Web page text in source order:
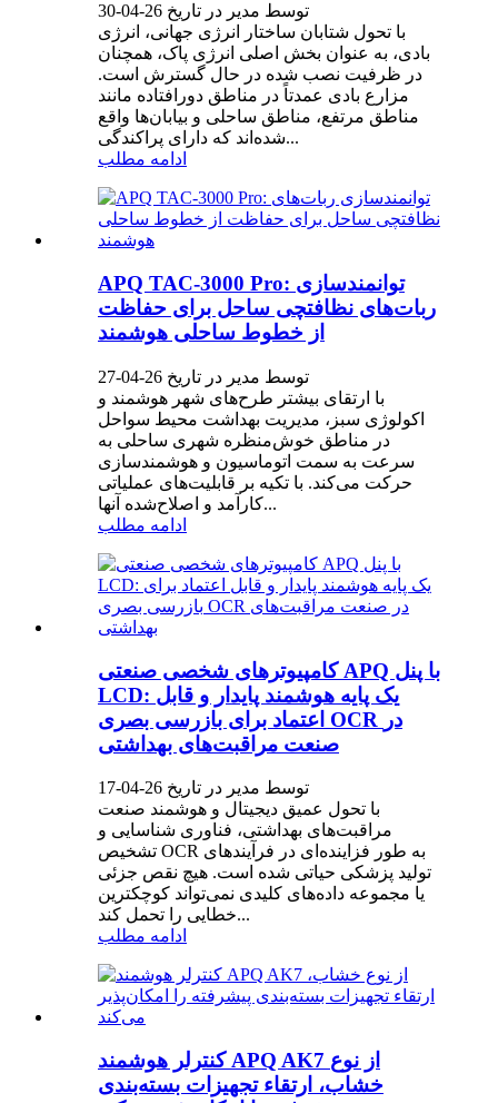
توسط مدیر در تاریخ 26-04-30
با تحول شتابان ساختار انرژی جهانی، انرژی
بادی، به عنوان بخش اصلی انرژی پاک، همچنان
در ظرفیت نصب شده در حال گسترش است.
مزارع بادی عمدتاً در مناطق دورافتاده مانند
مناطق مرتفع، مناطق ساحلی و بیابان‌ها واقع
شده‌اند که دارای پراکندگی...
ادامه مطلب
APQ TAC-3000 Pro: توانمندسازی
ربات‌های نظافتچی ساحل برای حفاظت
از خطوط ساحلی هوشمند
توسط مدیر در تاریخ 26-04-27
با ارتقای بیشتر طرح‌های شهر هوشمند و
اکولوژی سبز، مدیریت بهداشت محیط سواحل
در مناطق خوش‌منظره شهری ساحلی به
سرعت به سمت اتوماسیون و هوشمندسازی
حرکت می‌کند. با تکیه بر قابلیت‌های عملیاتی
کارآمد و اصلاح‌شده آنها...
ادامه مطلب
کامپیوترهای شخصی صنعتی APQ با پنل
LCD: یک پایه هوشمند پایدار و قابل
اعتماد برای بازرسی بصری OCR در
صنعت مراقبت‌های بهداشتی
توسط مدیر در تاریخ 26-04-17
با تحول عمیق دیجیتال و هوشمند صنعت
مراقبت‌های بهداشتی، فناوری شناسایی و
تشخیص OCR به طور فزاینده‌ای در فرآیندهای
تولید پزشکی حیاتی شده است. هیچ نقص جزئی
یا مجموعه داده‌های کلیدی نمی‌تواند کوچکترین
خطایی را تحمل کند...
ادامه مطلب
کنترلر هوشمند APQ AK7 از نوع
خشاب، ارتقاء تجهیزات بسته‌بندی